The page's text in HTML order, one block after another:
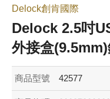
Delock創肯國際
Delock 2.5吋
外接盒
商品型號 42577